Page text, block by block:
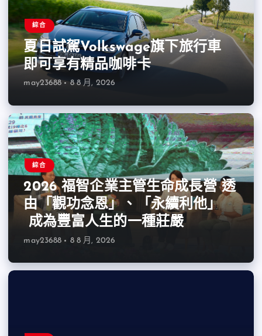
綜合
夏日試駕Volkswage旗下旅行車
即可享有精品咖啡卡
may23688 8 8 月, 2026
綜合
2026 福智企業主管生命成長營 透
由「觀功念恩」、「永續利他」
成為豐富人生的一種莊嚴
may23688 8 8 月, 2026